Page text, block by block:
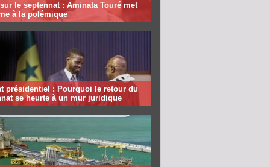
le septennat : Aminata Touré met
à la polémique
présidentiel : Pourquoi le retour du
se heurte à un mur juridique